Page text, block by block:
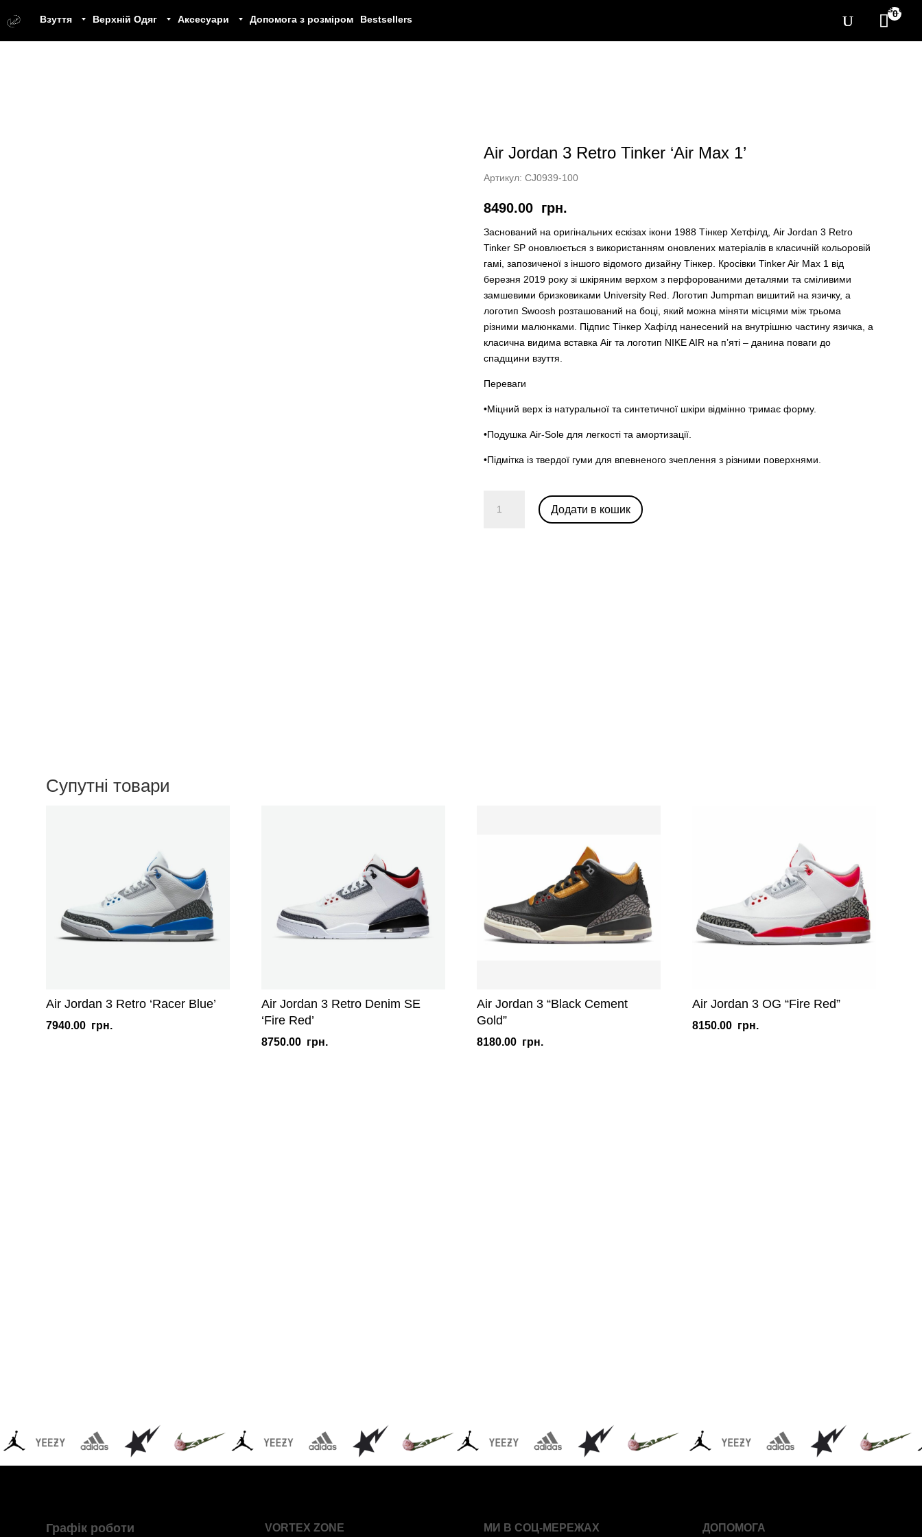
Взуття Верхній Одяг Аксесуари Допомога з розміром Bestsellers 0
Air Jordan 3 Retro Tinker ‘Air Max 1’
Артикул:CJ0939-100
8490.00 грн.
Заснований на оригінальних ескізах ікони 1988 Тінкер Хетфілд, Air Jordan 3 Retro
Tinker SP оновлюється з використанням оновлених матеріалів в класичній кольоровій
гамі, запозиченої з іншого відомого дизайну Тінкер. Кросівки Tinker Air Max 1 від
березня 2019 року зі шкіряним верхом з перфорованими деталями та сміливими
замшевими бризковиками University Red. Логотип Jumpman вишитий на язичку, а
логотип Swoosh розташований на боці, який можна міняти місцями між трьома
різними малюнками. Підпис Тінкер Хафілд нанесений на внутрішню частину язичка, а
класична видима вставка Air та логотип NIKE AIR на п’яті – данина поваги до
спадщини взуття.
Переваги
•Міцний верх із натуральної та синтетичної шкіри відмінно тримає форму.
•Подушка Air-Sole для легкості та амортизації.
•Підмітка із твердої гуми для впевненого зчеплення з різними поверхнями.
Jordan
Додати в кошик
Супутні товари
Air Jordan 3 Retro ‘Racer Blue’
7940.00 грн.
Air Jordan 3 Retro Denim SE
‘Fire Red’
8750.00 грн.
Air Jordan 3 “Black Cement
Gold”
8180.00 грн.
Air Jordan 3 OG “Fire Red”
8150.00 грн.
Графік роботи VORTEX ZONE МИ В СОЦ-МЕРЕЖАХ ДОПОМОГА